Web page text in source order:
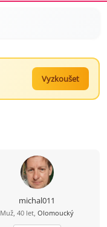
Vyzkoušet
michal011
Muž, 40 let, Olomoucký